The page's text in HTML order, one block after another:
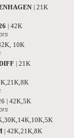
| 21K
| 42K
10K
| 21K
| 42K,5K
| 42K,21K,8K